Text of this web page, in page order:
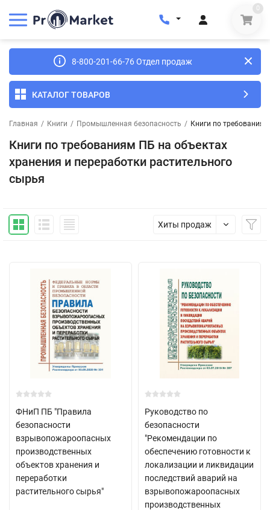
0
8-800-201-66-76 Отдел продаж
КАТАЛОГ ТОВАРОВ
Главная / Книги / Промышленная безопасность / Книги по
Книги по требованиям ПБ на объектах
хранения и переработки растительного
сырья
Хиты продаж
ФНиП ПБ "Правила
безопасности
взрывопожароопасных
производственных
объектов хранения и
переработки
растительного сырья"
Руководство по
безопасности
"Рекомендации по
обеспечению готовности к
локализации и ликвидации
последствий аварий на
взрывопожароопасных
производственных